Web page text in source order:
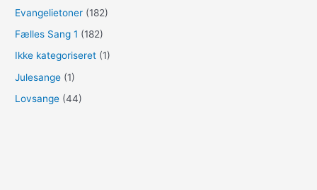
Evangelietoner (182)
Fælles Sang 1 (182)
Ikke kategoriseret (1)
Julesange (1)
Lovsange (44)